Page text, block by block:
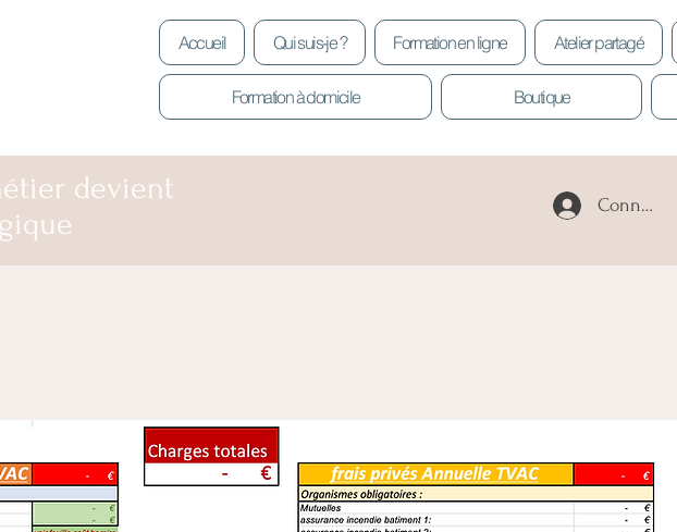
Accueil Qui suis-je ? Formation en ligne Atelier partagé
Formation à domicile Boutique
devient
Connexion